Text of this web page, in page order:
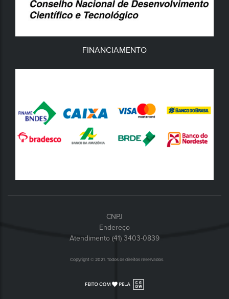
FINANCIAMENTO
CNPJ
Endereço
Atendimento (41) 3403-0839
Copyright © 2021. Todos os direitos reservados.